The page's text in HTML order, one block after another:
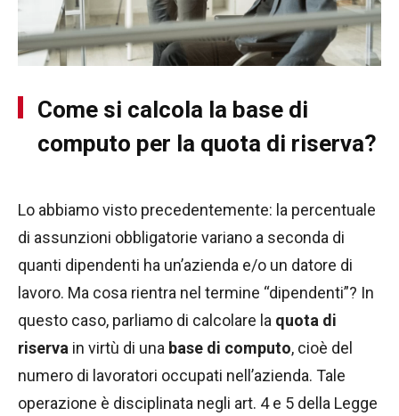
Come si calcola la base di
computo per la quota di riserva?
Lo abbiamo visto precedentemente: la percentuale
di assunzioni obbligatorie variano a seconda di
quanti dipendenti ha un’azienda e/o un datore di
lavoro. Ma cosa rientra nel termine “dipendenti”? In
questo caso, parliamo di calcolare la quota di
riserva in virtù di una base di computo, cioè del
numero di lavoratori occupati nell’azienda. Tale
operazione è disciplinata negli art. 4 e 5 della Legge